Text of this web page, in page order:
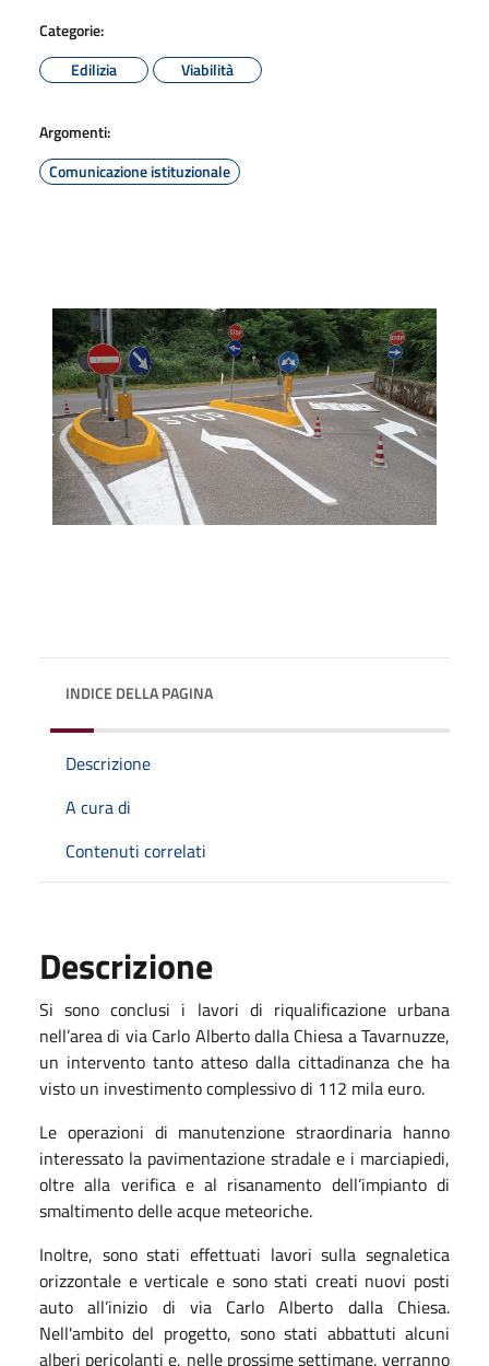
Categorie:
Edilizia
Viabilità
Argomenti:
Comunicazione istituzionale
INDICE DELLA PAGINA
Descrizione
A cura di
Contenuti correlati
Descrizione
Si sono conclusi i lavori di riqualificazione urbana
nell’area di via Carlo Alberto dalla Chiesa a Tavarnuzze,
un intervento tanto atteso dalla cittadinanza che ha
visto un investimento complessivo di 112 mila euro.
Le operazioni di manutenzione straordinaria hanno
interessato la pavimentazione stradale e i marciapiedi,
oltre alla verifica e al risanamento dell’impianto di
smaltimento delle acque meteoriche.
Inoltre, sono stati effettuati lavori sulla segnaletica
orizzontale e verticale e sono stati creati nuovi posti
auto all’inizio di via Carlo Alberto dalla Chiesa.
Nell'ambito del progetto, sono stati abbattuti alcuni
alberi pericolanti e, nelle prossime settimane, verranno